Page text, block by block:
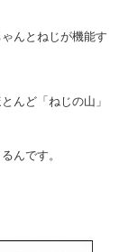
んとねじが機能す
んど「ねじの山」
んです。